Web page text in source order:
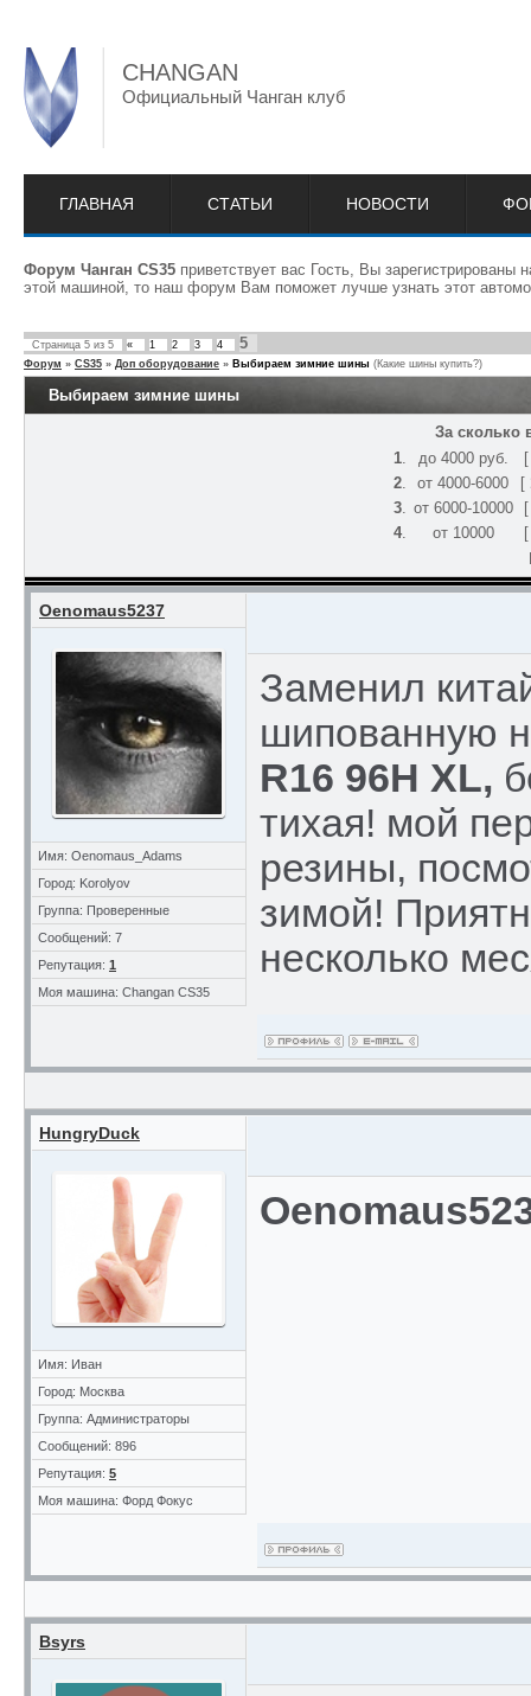
CHANGAN
Официальный Чанган клуб
ГЛАВНАЯ СТАТЬИ НОВОСТИ
Форум Чанган CS35 приветствует вас Гость, Вы
этой машиной, то наш форум Вам поможет лучше узнать этот
Страница 5 из 5 « 1 2 3 4 5
Форум » CS35 » Доп оборудование » Выбираем зимние шины (Какие шины купить?)
Выбираем зимние шины
За сколько
1. до 4000 руб.
2. от 4000-6000 [
3. от 6000-10000
4. от 10000
Oenomaus5237
Имя: Oenomaus_Adams
Город: Korolyov
Группа: Проверенные
Сообщений: 7
Репутация: 1
Моя машина: Changan CS35
Заменил
шипованную
R16 96H XL,
тихая! мой
резины,
зимой!
несколько
HungryDuck
Имя: Иван
Город: Москва
Группа: Администраторы
Сообщений: 896
Репутация: 5
Моя машина: Форд Фокус
Bsyrs